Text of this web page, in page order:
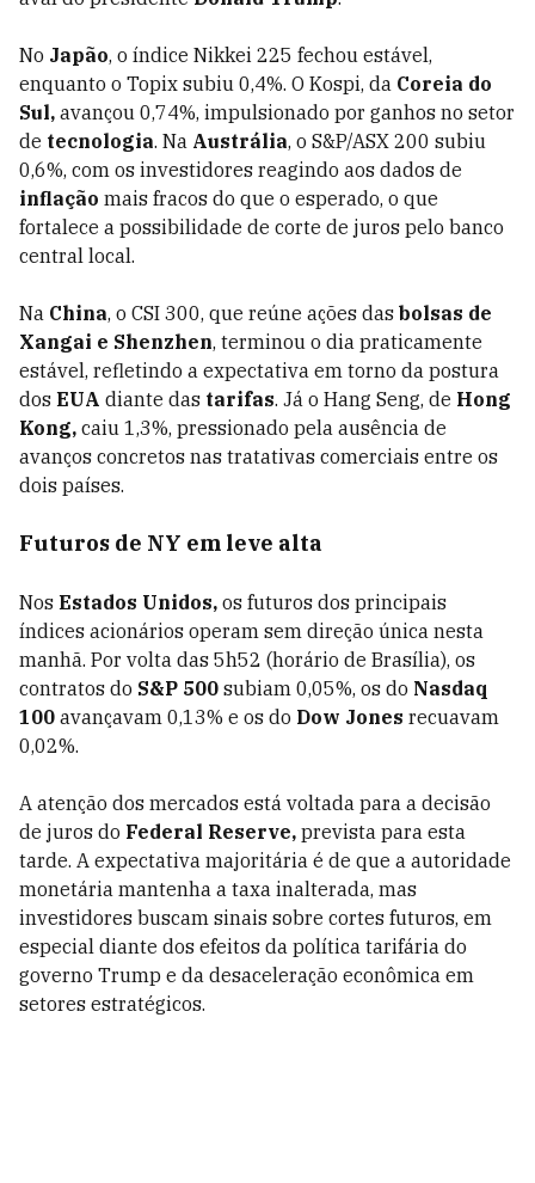
No Japão, o índice Nikkei 225 fechou estável,
enquanto o Topix subiu 0,4%. O Kospi, da Coreia do
Sul, avançou 0,74%, impulsionado por ganhos no setor
de tecnologia. Na Austrália, o S&P/ASX 200 subiu
0,6%, com os investidores reagindo aos dados de
inflação mais fracos do que o esperado, o que
fortalece a possibilidade de corte de juros pelo banco
central local.
Na China, o CSI 300, que reúne ações das bolsas de
Xangai e Shenzhen, terminou o dia praticamente
estável, refletindo a expectativa em torno da postura
dos EUA diante das tarifas. Já o Hang Seng, de Hong
Kong, caiu 1,3%, pressionado pela ausência de
avanços concretos nas tratativas comerciais entre os
dois países.
Futuros de NY em leve alta
Nos Estados Unidos, os futuros dos principais
índices acionários operam sem direção única nesta
manhã. Por volta das 5h52 (horário de Brasília), os
contratos do S&P 500 subiam 0,05%, os do Nasdaq
100 avançavam 0,13% e os do Dow Jones recuavam
0,02%.
A atenção dos mercados está voltada para a decisão
de juros do Federal Reserve, prevista para esta
tarde. A expectativa majoritária é de que a autoridade
monetária mantenha a taxa inalterada, mas
investidores buscam sinais sobre cortes futuros, em
especial diante dos efeitos da política tarifária do
governo Trump e da desaceleração econômica em
setores estratégicos.